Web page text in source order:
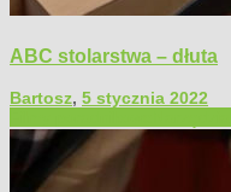
ABC stolarstwa – dłuta
Bartosz, 5 stycznia 2022